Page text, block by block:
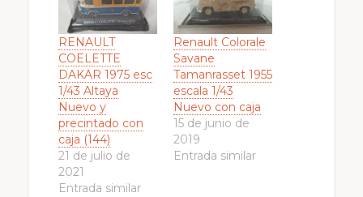
RENAULT
COELETTE
DAKAR 1975 esc
1/43 Altaya
Nuevo y
precintado con
caja (144)
21 de julio de
2021
Entrada similar
Renault Colorale
Savane
Tamanrasset 1955
escala 1/43
Nuevo con caja
15 de junio de
2019
Entrada similar